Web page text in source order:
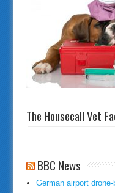
The Housecall Vet
BBC News
German airport